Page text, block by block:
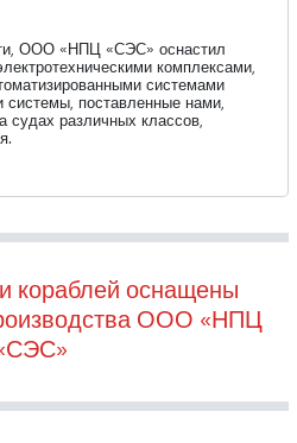
ООО «НПЦ «СЭС» оснастил
комплексами,
системами
системы, поставленные нами,
судах различных классов,
кораблей оснащены
ООО «НПЦ